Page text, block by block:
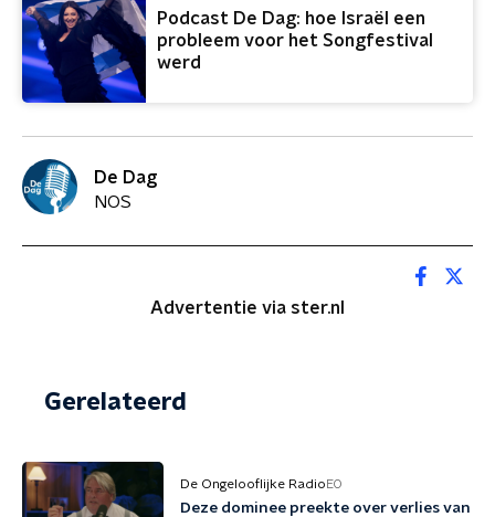
Podcast De Dag: hoe Israël een
probleem voor het Songfestival
werd
De Dag
NOS
Advertentie via ster.nl
Gerelateerd
De Ongelooflijke Radio EO
Deze dominee preekte over verlies van